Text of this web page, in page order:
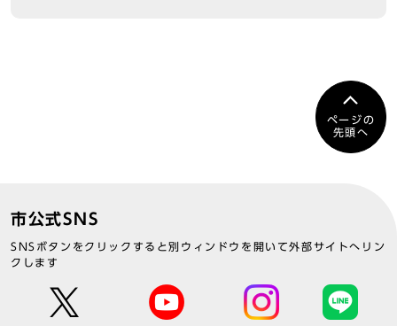
ページの
先頭へ
市公式SNS
SNSボタンをクリックすると別ウィンドウを開いて外部サイトへリン
クします